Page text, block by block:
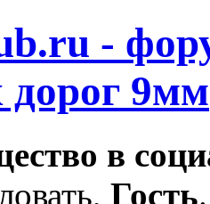
в
Гость